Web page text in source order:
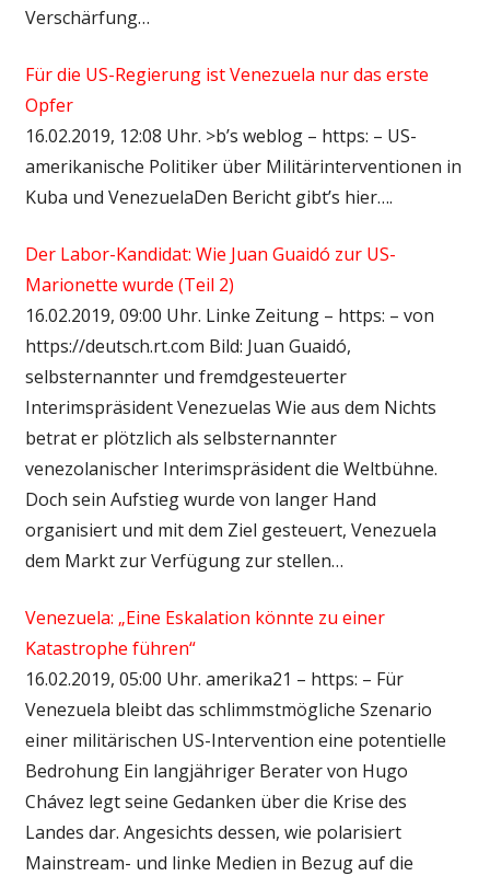
Verschärfung…
Für die US-Regierung ist Venezuela nur das erste
Opfer
16.02.2019, 12:08 Uhr. >b’s weblog – https: – US-
amerikanische Politiker über Militärinterventionen in
Kuba und VenezuelaDen Bericht gibt’s hier….
Der Labor-Kandidat: Wie Juan Guaidó zur US-
Marionette wurde (Teil 2)
16.02.2019, 09:00 Uhr. Linke Zeitung – https: – von
https://deutsch.rt.com Bild: Juan Guaidó,
selbsternannter und fremdgesteuerter
Interimspräsident Venezuelas Wie aus dem Nichts
betrat er plötzlich als selbsternannter
venezolanischer Interimspräsident die Weltbühne.
Doch sein Aufstieg wurde von langer Hand
organisiert und mit dem Ziel gesteuert, Venezuela
dem Markt zur Verfügung zur stellen…
Venezuela: „Eine Eskalation könnte zu einer
Katastrophe führen“
16.02.2019, 05:00 Uhr. amerika21 – https: – Für
Venezuela bleibt das schlimmstmögliche Szenario
einer militärischen US-Intervention eine potentielle
Bedrohung Ein langjähriger Berater von Hugo
Chávez legt seine Gedanken über die Krise des
Landes dar. Angesichts dessen, wie polarisiert
Mainstream- und linke Medien in Bezug auf die